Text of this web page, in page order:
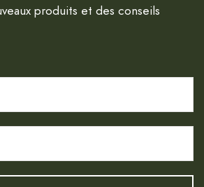
produits et des conseils